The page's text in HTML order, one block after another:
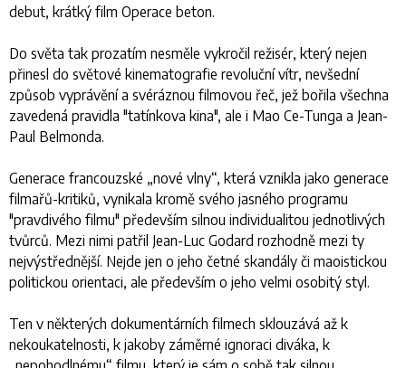
debut, krátký film Operace beton.
Do světa tak prozatím nesměle vykročil režisér, který nejen
přinesl do světové kinematografie revoluční vítr, nevšední
způsob vyprávění a svéráznou filmovou řeč, jež bořila všechna
zavedená pravidla "tatínkova kina", ale i Mao Ce-Tunga a Jean-
Paul Belmonda.
Generace francouzské „nové vlny“, která vznikla jako generace
filmařů-kritiků, vynikala kromě svého jasného programu
"pravdivého filmu" především silnou individualitou jednotlivých
tvůrců. Mezi nimi patřil Jean-Luc Godard rozhodně mezi ty
nejvýstřednější. Nejde jen o jeho četné skandály či maoistickou
politickou orientaci, ale především o jeho velmi osobitý styl.
Ten v některých dokumentárních filmech sklouzává až k
nekoukatelnosti, k jakoby záměrné ignoraci diváka, k